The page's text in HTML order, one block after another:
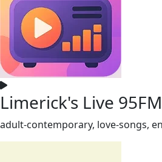
Limerick's Live 95FM
adult-contemporary, love-songs,